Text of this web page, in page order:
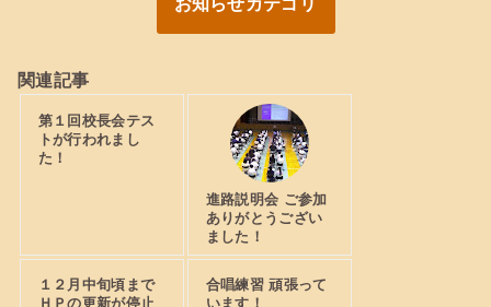
関連記事
第１回校長会テス
トが行われまし
た！
進路説明会 ご参加
ありがとうござい
ました！
１２月中旬頃まで
ＨＰの更新が停止
合唱練習 頑張って
います！